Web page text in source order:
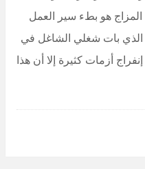
هو بطء سير العمل
الذي بات شغلي الشاغل في
أزمات كثيرة إلا أن هذا